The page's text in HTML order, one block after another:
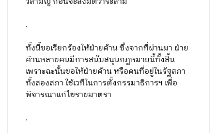
.
ทั้งนี้ขอเรียกร้องให้ฝ่ายค้าน ซึ่งจากที่ผ่านมา ฝ่าย
ค้านหลายคนมีการสนับสนุนกฎหมายนี้ทั้งสิ้น
เพราะฉะนั้นขอให้ฝ่ายค้าน หรือคนที่อยู่ในรัฐสภา
ทั้งสองสภา ใช้เวทีในการตั้งกรรมาธิการฯ เพื่อ
พิจารณาแก้ไขรายมาตรา
.